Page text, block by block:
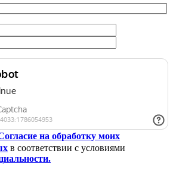
на обработку моих
в соответствии с условиями